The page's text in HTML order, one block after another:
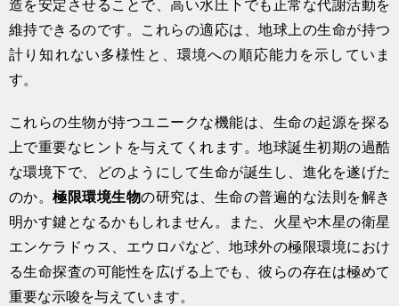
造を安定させることで、高い水圧下でも正常な代謝活動を
維持できるのです。これらの適応は、地球上の生命が持つ
計り知れない多様性と、環境への順応能力を示していま
す。
これらの生物が持つユニークな機能は、生命の起源を探る
上で重要なヒントを与えてくれます。地球誕生初期の過酷
な環境下で、どのようにして生命が誕生し、進化を遂げた
のか。極限環境生物の研究は、生命の普遍的な法則を解き
明かす鍵となるかもしれません。また、火星や木星の衛星
エンケラドゥス、エウロパなど、地球外の極限環境におけ
る生命探査の可能性を広げる上でも、彼らの存在は極めて
重要な示唆を与えています。